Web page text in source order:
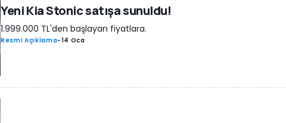
Yeni Kia Stonic satışa sunuldu!
1.999.000 TL'den başlayan fiyatlara.
Resmi Açıklama-14 Oca